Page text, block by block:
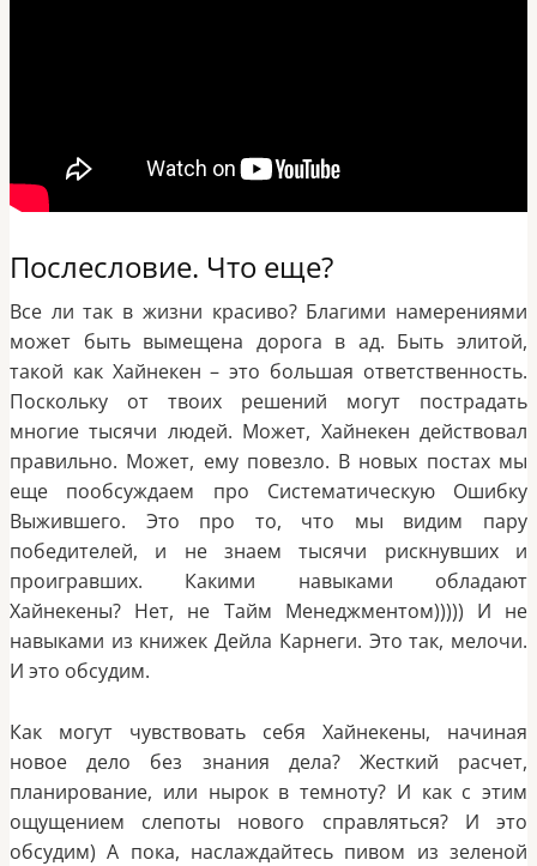
Послесловие. Что еще?
Все ли так в жизни красиво? Благими намерениями
может быть вымещена дорога в ад. Быть элитой,
такой как Хайнекен – это большая ответственность.
Поскольку от твоих решений могут пострадать
многие тысячи людей. Может, Хайнекен действовал
правильно. Может, ему повезло. В новых постах мы
еще пообсуждаем про Систематическую Ошибку
Выжившего. Это про то, что мы видим пару
победителей, и не знаем тысячи рискнувших и
проигравших. Какими навыками обладают
Хайнекены? Нет, не Тайм Менеджментом))))) И не
навыками из книжек Дейла Карнеги. Это так, мелочи.
И это обсудим.
Как могут чувствовать себя Хайнекены, начиная
новое дело без знания дела? Жесткий расчет,
планирование, или нырок в темноту? И как с этим
ощущением слепоты нового справляться? И это
обсудим) А пока, наслаждайтесь пивом из зеленой